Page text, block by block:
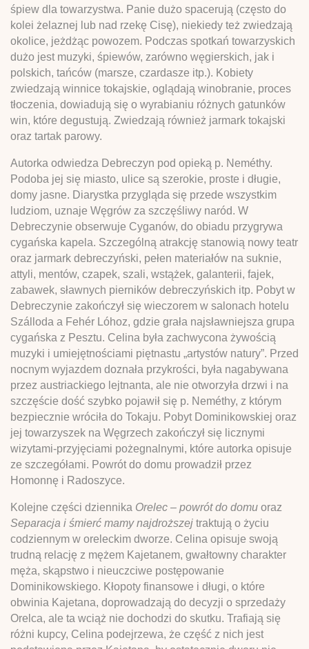
śpiew dla towarzystwa. Panie dużo spacerują (często do
kolei żelaznej lub nad rzekę Cisę), niekiedy też zwiedzają
okolice, jeżdżąc powozem. Podczas spotkań towarzyskich
dużo jest muzyki, śpiewów, zarówno węgierskich, jak i
polskich, tańców (marsze, czardasze itp.). Kobiety
zwiedzają winnice tokajskie, oglądają winobranie, proces
tłoczenia, dowiadują się o wyrabianiu różnych gatunków
win, które degustują. Zwiedzają również jarmark tokajski
oraz tartak parowy.
Autorka odwiedza Debreczyn pod opieką p. Neméthy.
Podoba jej się miasto, ulice są szerokie, proste i długie,
domy jasne. Diarystka przygląda się przede wszystkim
ludziom, uznaje Węgrów za szczęśliwy naród. W
Debreczynie obserwuje Cyganów, do obiadu przygrywa
cygańska kapela. Szczególną atrakcję stanowią nowy teatr
oraz jarmark debreczyński, pełen materiałów na suknie,
attyli, mentów, czapek, szali, wstążek, galanterii, fajek,
zabawek, sławnych pierników debreczyńskich itp. Pobyt w
Debreczynie zakończył się wieczorem w salonach hotelu
Szálloda a Fehér Lóhoz, gdzie grała najsławniejsza grupa
cygańska z Pesztu. Celina była zachwycona żywością
muzyki i umiejętnościami piętnastu „artystów natury”. Przed
nocnym wyjazdem doznała przykrości, była nagabywana
przez austriackiego lejtnanta, ale nie otworzyła drzwi i na
szczęście dość szybko pojawił się p. Neméthy, z którym
bezpiecznie wróciła do Tokaju. Pobyt Dominikowskiej oraz
jej towarzyszek na Węgrzech zakończył się licznymi
wizytami-przyjęciami pożegnalnymi, które autorka opisuje
ze szczegółami. Powrót do domu prowadził przez
Homonnę i Radoszyce.
Kolejne części dziennika Orelec – powrót do domu oraz
Separacja i śmierć mamy najdroższej traktują o życiu
codziennym w oreleckim dworze. Celina opisuje swoją
trudną relację z mężem Kajetanem, gwałtowny charakter
męża, skąpstwo i nieuczciwe postępowanie
Dominikowskiego. Kłopoty finansowe i długi, o które
obwinia Kajetana, doprowadzają do decyzji o sprzedaży
Orelca, ale ta wciąż nie dochodzi do skutku. Trafiają się
różni kupcy, Celina podejrzewa, że część z nich jest